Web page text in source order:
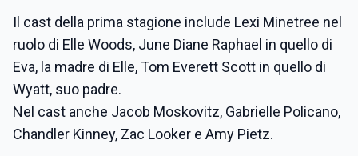
Il cast della prima stagione include Lexi Minetree nel
ruolo di Elle Woods, June Diane Raphael in quello di
Eva, la madre di Elle, Tom Everett Scott in quello di
Wyatt, suo padre.
Nel cast anche Jacob Moskovitz, Gabrielle Policano,
Chandler Kinney, Zac Looker e Amy Pietz.